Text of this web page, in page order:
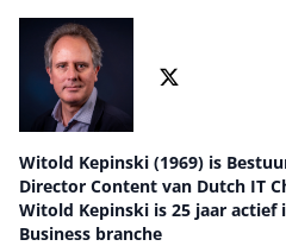
Witold Kepinski (1969) is
Director Content van Dutch IT
Witold Kepinski is 25 jaar actief
Business branche